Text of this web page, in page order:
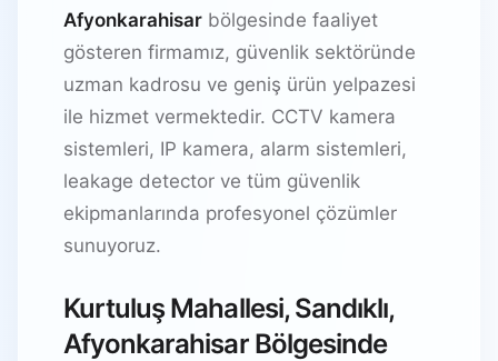
Afyonkarahisar bölgesinde faaliyet
gösteren firmamız, güvenlik sektöründe
uzman kadrosu ve geniş ürün yelpazesi
ile hizmet vermektedir. CCTV kamera
sistemleri, IP kamera, alarm sistemleri,
leakage detector ve tüm güvenlik
ekipmanlarında profesyonel çözümler
sunuyoruz.
Kurtuluş Mahallesi, Sandıklı,
Afyonkarahisar Bölgesinde